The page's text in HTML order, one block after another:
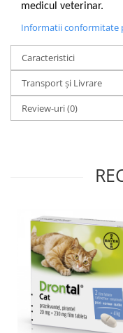
medicul veterinar.
Informatii conformitate
Caracteristici
Transport și Livrare
Review-uri(0)